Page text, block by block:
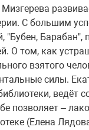
С большим
Барабан",
О том, как
взятого
силы.
ведёт
позволяет –
(Елена